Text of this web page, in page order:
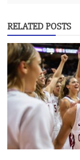
RELATED POSTS